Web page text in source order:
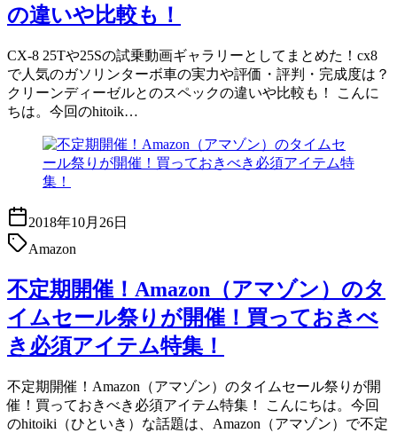
の違いや比較も！
CX-8 25Tや25Sの試乗動画ギャラリーとしてまとめた！cx8
で人気のガソリンターボ車の実力や評価・評判・完成度は？
クリーンディーゼルとのスペックの違いや比較も！ こんに
ちは。今回のhitoik…
2018年10月26日
Amazon
不定期開催！Amazon（アマゾン）のタ
イムセール祭りが開催！買っておきべ
き必須アイテム特集！
不定期開催！Amazon（アマゾン）のタイムセール祭りが開
催！買っておきべき必須アイテム特集！ こんにちは。今回
のhitoiki（ひといき）な話題は、Amazon（アマゾン）で不定